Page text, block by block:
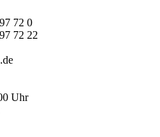
72 0
72 22
Uhr